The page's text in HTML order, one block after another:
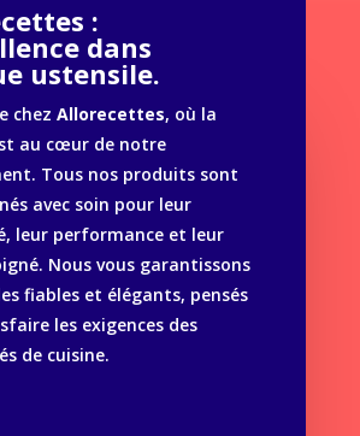
:
dans
ustensile.
chez Allorecettes, où la
au cœur de notre
Tous nos produits sont
avec soin pour leur
leur performance et leur
Nous vous garantissons
fiables et élégants, pensés
les exigences des
de cuisine.